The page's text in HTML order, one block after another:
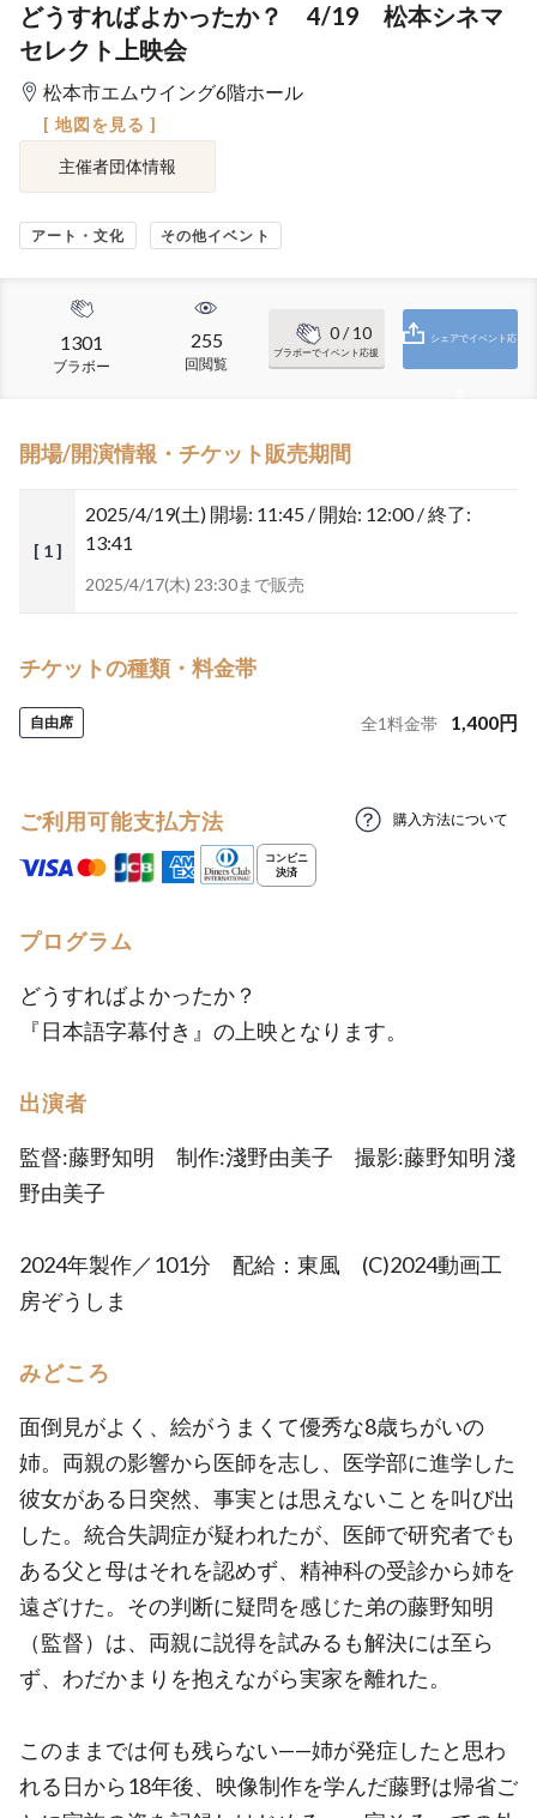
どうすればよかったか？ 4/19 松本シネマ
セレクト上映会
松本市エムウイング6階ホール
[ 地図を見る ]
主催者団体情報
アート・文化 その他イベント
1301
ブラボー
255
回閲覧
0/ 10
ブラボーでイベント応援
シェアでイベント応
開場/開演情報・チケット販売期間
[ 1 ]
2025/4/19(土) 開場: 11:45 / 開始: 12:00 / 終了:
13:41
2025/4/17(木) 23:30まで販売
チケットの種類・料金帯
自由席 全1料金帯 1,400円
ご利用可能支払方法 購入方法について
プログラム
どうすればよかったか？
『日本語字幕付き』の上映となります。
出演者
監督:藤野知明 制作:淺野由美子 撮影:藤野知明 淺
野由美子
2024年製作／101分 配給：東風 (C)2024動画工
房ぞうしま
みどころ
面倒見がよく、絵がうまくて優秀な8歳ちがいの
姉。両親の影響から医師を志し、医学部に進学した
彼女がある日突然、事実とは思えないことを叫び出
した。統合失調症が疑われたが、医師で研究者でも
ある父と母はそれを認めず、精神科の受診から姉を
遠ざけた。その判断に疑問を感じた弟の藤野知明
（監督）は、両親に説得を試みるも解決には至ら
ず、わだかまりを抱えながら実家を離れた。
このままでは何も残らない——姉が発症したと思わ
れる日から18年後、映像制作を学んだ藤野は帰省ご